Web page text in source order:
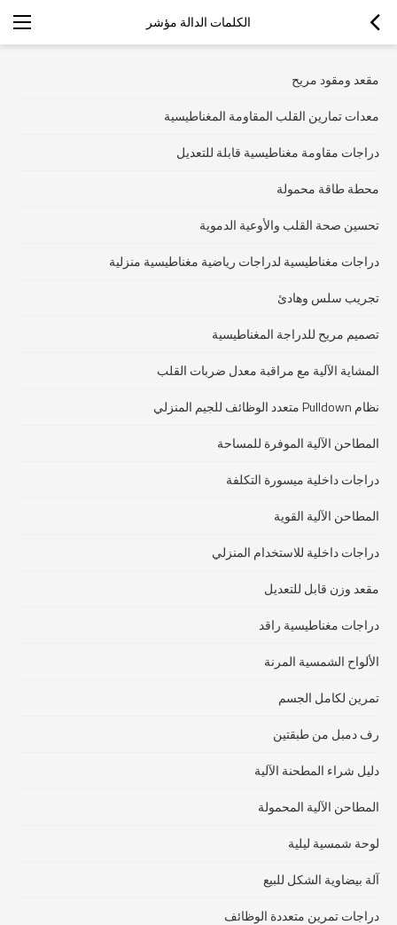
الكلمات الدالة مؤشر
مقعد ومقود مريح
معدات تمارين القلب المقاومة المغناطيسية
دراجات مقاومة مغناطيسية قابلة للتعديل
محطة طاقة محمولة
تحسين صحة القلب والأوعية الدموية
دراجات مغناطيسية لدراجات رياضية مغناطيسية منزلية
تجريب سلس وهادئ
تصميم مريح للدراجة المغناطيسية
المشاية الآلية مع مراقبة معدل ضربات القلب
نظام Pulldown متعدد الوظائف للجيم المنزلي
المطاحن الآلية الموفرة للمساحة
دراجات داخلية ميسورة التكلفة
المطاحن الآلية القوية
دراجات داخلية للاستخدام المنزلي
مقعد وزن قابل للتعديل
دراجات مغناطيسية راقد
الألواح الشمسية المرنة
تمرين لكامل الجسم
رف دمبل من طبقتين
دليل شراء المطحنة الآلية
المطاحن الآلية المحمولة
لوحة شمسية ليلية
آلة بيضاوية الشكل للبيع
دراجات تمرين متعددة الوظائف